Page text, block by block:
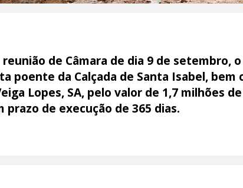
de Câmara de dia 9 de
poente da Calçada de Santa Isabel,
Lopes, SA, pelo valor de 1,7 milhões
de execução de 365 dias.